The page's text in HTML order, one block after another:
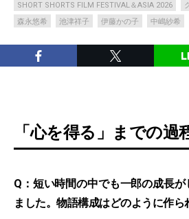
SHORT SHORTS FILM FESTIVAL＆ASIA 2026
森永悠希
池津祥子 伊藤かの子 中嶋紗希
「心を得る」までの過
Q：短い時間の中でも一郎の成長
ました。物語構成はどのように作ら